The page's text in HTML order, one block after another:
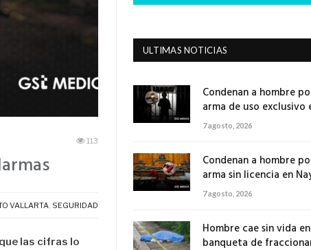
113
VALLARTA, SEGURIDAD
las cifras lo
ULTIMAS NOTICIAS
Condenan a hombre
arma de uso exclusivo
7 agosto, 2026
Condenan a hombre
arma sin licencia en
7 agosto, 2026
Hombre cae sin vida en
banqueta de